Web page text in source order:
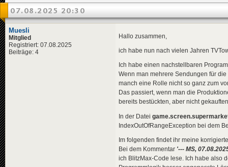
07.08.2025 20:30
Muesli
Mitglied
Registriert: 07.08.2025
Beiträge: 4
Hallo zusammen,
ich habe nun nach vielen Jahren
Ich habe einen nachstellbaren
Wenn man mehrere Sendungen für
manch eine Rolle nicht so ganz zum
Das passiert, wenn man die
bereits bestückten, aber nicht
In der Datei
IndexOutOfRangeException bei dem
Im folgenden findet ihr meine
Bei dem Kommentar '--- MS,
ich BlitzMax-Code lese. Ich habe also